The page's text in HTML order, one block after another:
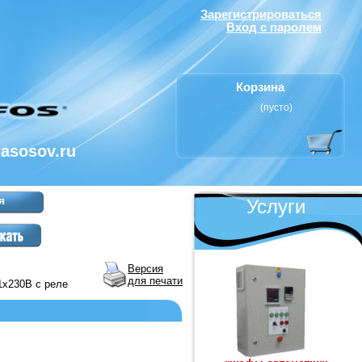
Зарегистрироваться
Вход с паролем
Корзина
(пусто)
Услуги
с реле
Версия
для печати